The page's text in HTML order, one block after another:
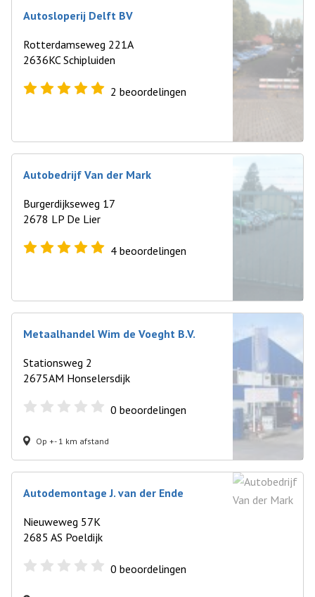
Autosloperij Delft BV
Rotterdamseweg 221A
2636KC Schipluiden
2 beoordelingen
Autobedrijf Van der Mark
Burgerdijkseweg 17
2678 LP De Lier
4 beoordelingen
Metaalhandel Wim de Voeght B.V.
Stationsweg 2
2675AM Honselersdijk
0 beoordelingen
Op +- 1 km afstand
Autodemontage J. van der Ende
Nieuweweg 57K
2685 AS Poeldijk
0 beoordelingen